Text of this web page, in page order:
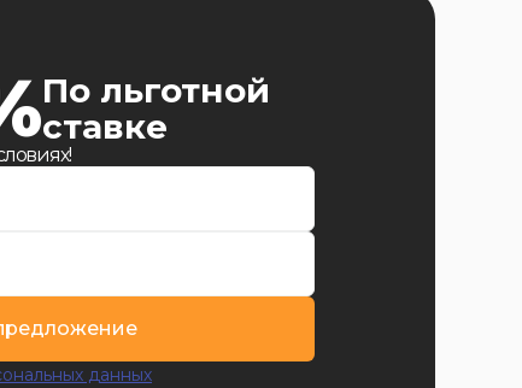
По льготной
ставке
данных